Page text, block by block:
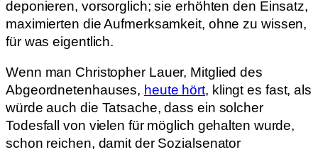
deponieren, vorsorglich; sie erhöhten den Einsatz,
maximierten die Aufmerksamkeit, ohne zu wissen,
für was eigentlich.
Wenn man Christopher Lauer, Mitglied des
Abgeordnetenhauses, heute hört, klingt es fast, als
würde auch die Tatsache, dass ein solcher
Todesfall von vielen für möglich gehalten wurde,
schon reichen, damit der Sozialsenator